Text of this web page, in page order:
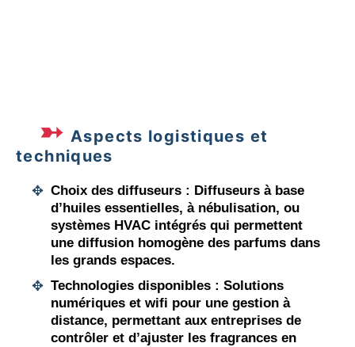
Aspects logistiques et
techniques
Choix des diffuseurs : Diffuseurs à base
d’huiles essentielles, à nébulisation, ou
systèmes HVAC intégrés qui permettent
une diffusion homogène des parfums dans
les grands espaces.
Technologies disponibles : Solutions
numériques et wifi pour une gestion à
distance, permettant aux entreprises de
contrôler et d’ajuster les fragrances en